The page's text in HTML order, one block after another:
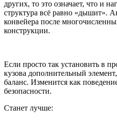
других, то это означает, что и
структура всё равно «дышит».
конвейера после
конструкции.
Если просто так установить в
кузова дополнительный
баланс. Изменится как
безопасности.
Станет лучше: